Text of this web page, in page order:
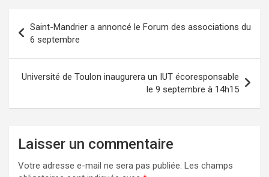
de
l’article
Saint-Mandrier a annoncé le Forum des associations du
6 septembre
Université de Toulon inaugurera un IUT écoresponsable
le 9 septembre à 14h15
Laisser un commentaire
Votre adresse e-mail ne sera pas publiée. Les champs